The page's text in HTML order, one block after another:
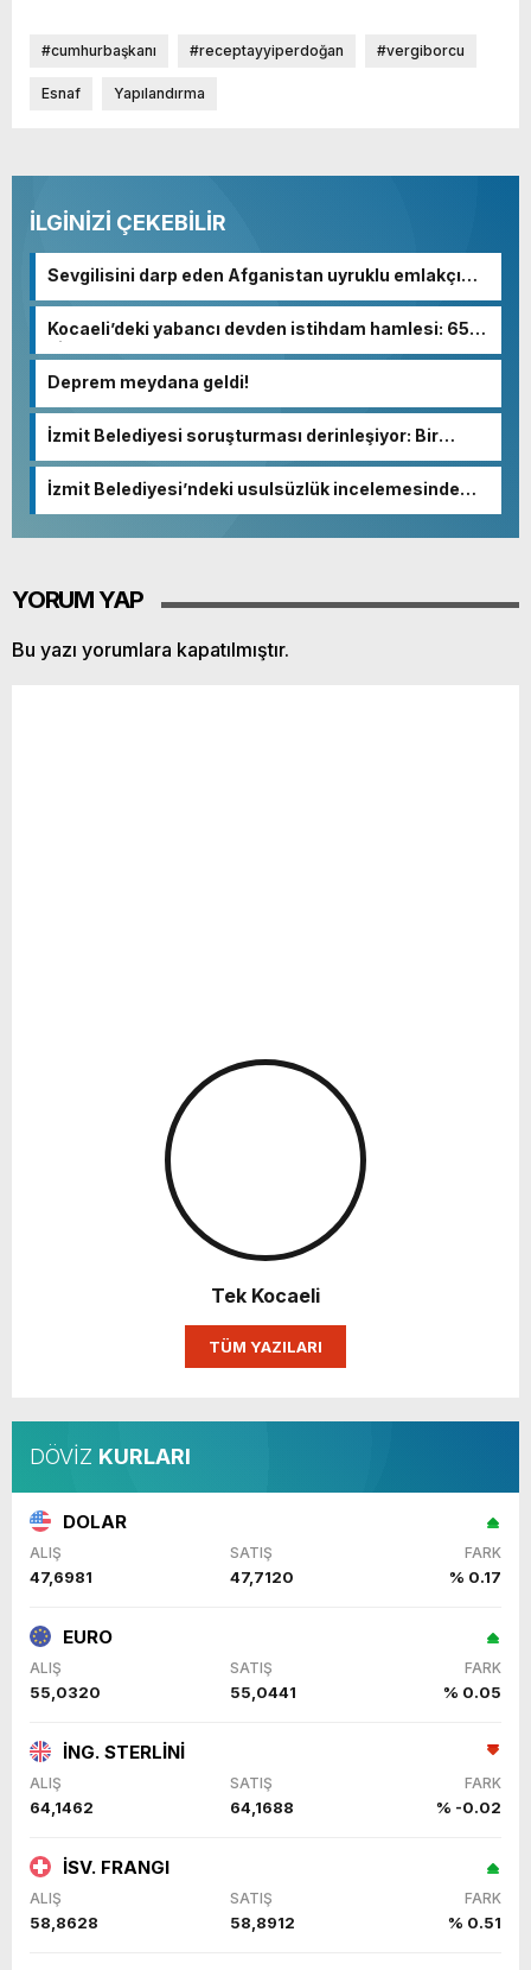
#cumhurbaşkanı #receptayyiperdoğan #vergiborcu
Esnaf Yapılandırma
İLGİNİZİ ÇEKEBİLİR
Sevgilisini darp eden Afganistan uyruklu emlakçı
Kocaeli’deki yabancı devden istihdam hamlesi: 65
bin TL’ye varan maaşla personel aranıyor
Deprem meydana geldi!
İzmit Belediyesi soruşturması derinleşiyor: Bir
İzmit Belediyesi’ndeki usulsüzlük incelemesinde
YORUM YAP
Bu yazı yorumlara kapatılmıştır.
Tek Kocaeli
TÜM YAZILARI
DÖVİZ KURLARI
DOLAR
ALIŞ SATIŞ FARK
47,6981 47,7120 % 0.17
EURO
ALIŞ SATIŞ FARK
55,0320 55,0441 % 0.05
İNG. STERLİNİ
ALIŞ SATIŞ FARK
64,1462 64,1688 % -0.02
İSV. FRANGI
ALIŞ SATIŞ FARK
58,8628 58,8912 % 0.51